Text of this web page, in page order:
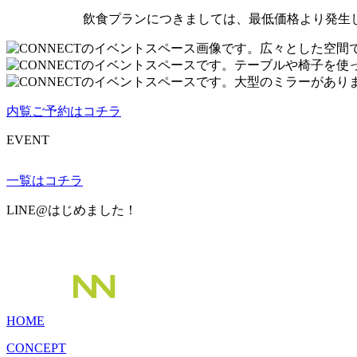
飲食プランにつきましては、最低価格より発生
内覧ご予約はコチラ
EVENT
一覧はコチラ
LINE@はじめました！
HOME
CONCEPT